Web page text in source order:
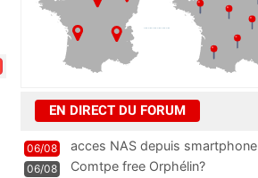
EN DIRECT DU FORUM
06/08 acces NAS depuis smartphone
06/08 Comtpe free Orphélin?